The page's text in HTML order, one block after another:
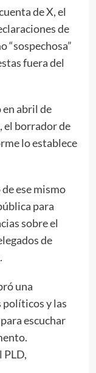
de X, el
de
“sospechosa”
fuera del
abril de
el borrador de
lo establece
ese mismo
para
sobre el
de
una
y las
escuchar
PLD,